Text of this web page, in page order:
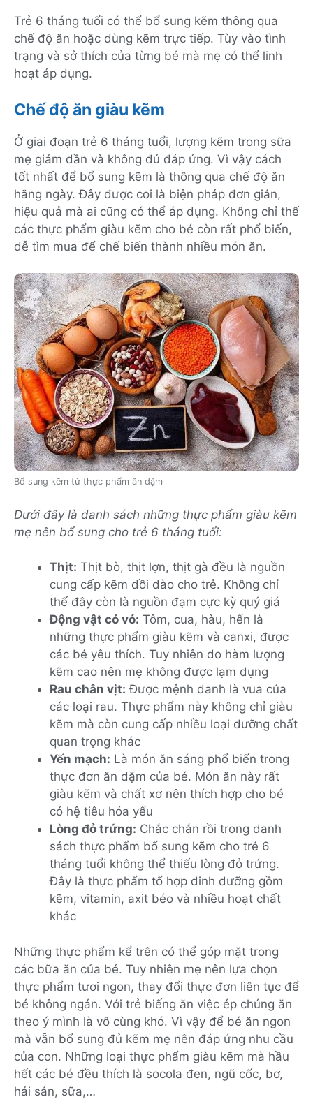
Trẻ 6 tháng tuổi có thể bổ sung kẽm thông qua
chế độ ăn hoặc dùng kẽm trực tiếp. Tùy vào tình
trạng và sở thích của từng bé mà mẹ có thể linh
hoạt áp dụng.
Chế độ ăn giàu kẽm
Ở giai đoạn trẻ 6 tháng tuổi, lượng kẽm trong sữa
mẹ giảm dần và không đủ đáp ứng. Vì vậy cách
tốt nhất để bổ sung kẽm là thông qua chế độ ăn
hằng ngày. Đây được coi là biện pháp đơn giản,
hiệu quả mà ai cũng có thể áp dụng. Không chỉ thế
các thực phẩm giàu kẽm cho bé còn rất phổ biến,
dễ tìm mua để chế biến thành nhiều món ăn.
Bổ sung kẽm từ thực phẩm ăn dặm
Dưới đây là danh sách những thực phẩm giàu kẽm
mẹ nên bổ sung cho trẻ 6 tháng tuổi:
Thịt: Thịt bò, thịt lợn, thịt gà đều là nguồn
cung cấp kẽm dồi dào cho trẻ. Không chỉ
thế đây còn là nguồn đạm cực kỳ quý giá
Động vật có vỏ: Tôm, cua, hàu, hến là
những thực phẩm giàu kẽm và canxi, được
các bé yêu thích. Tuy nhiên do hàm lượng
kẽm cao nên mẹ không được lạm dụng
Rau chân vịt: Được mệnh danh là vua của
các loại rau. Thực phẩm này không chỉ giàu
kẽm mà còn cung cấp nhiều loại dưỡng chất
quan trọng khác
Yến mạch: Là món ăn sáng phổ biến trong
thực đơn ăn dặm của bé. Món ăn này rất
giàu kẽm và chất xơ nên thích hợp cho bé
có hệ tiêu hóa yếu
Lòng đỏ trứng: Chắc chắn rồi trong danh
sách thực phẩm bổ sung kẽm cho trẻ 6
tháng tuổi không thể thiếu lòng đỏ trứng.
Đây là thực phẩm tổ hợp dinh dưỡng gồm
kẽm, vitamin, axit béo và nhiều hoạt chất
khác
Những thực phẩm kể trên có thể góp mặt trong
các bữa ăn của bé. Tuy nhiên mẹ nên lựa chọn
thực phẩm tươi ngon, thay đổi thực đơn liên tục để
bé không ngán. Với trẻ biếng ăn việc ép chúng ăn
theo ý mình là vô cùng khó. Vì vậy để bé ăn ngon
mà vẫn bổ sung đủ kẽm mẹ nên đáp ứng nhu cầu
của con. Những loại thực phẩm giàu kẽm mà hầu
hết các bé đều thích là socola đen, ngũ cốc, bơ,
hải sản, sữa,…